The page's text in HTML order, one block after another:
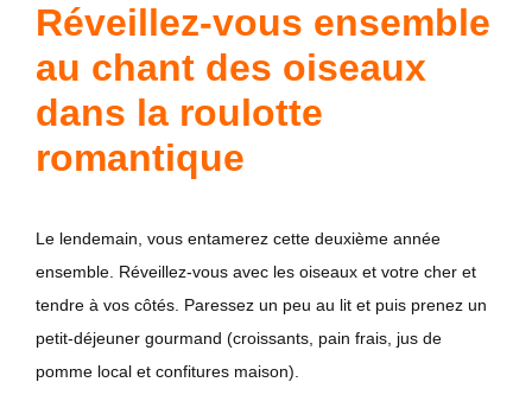
Réveillez-vous ensemble
au chant des oiseaux
dans la roulotte
romantique
Le lendemain, vous entamerez cette deuxième année
ensemble. Réveillez-vous avec les oiseaux et votre cher et
tendre à vos côtés. Paressez un peu au lit et puis prenez un
petit-déjeuner gourmand (croissants, pain frais, jus de
pomme local et confitures maison).